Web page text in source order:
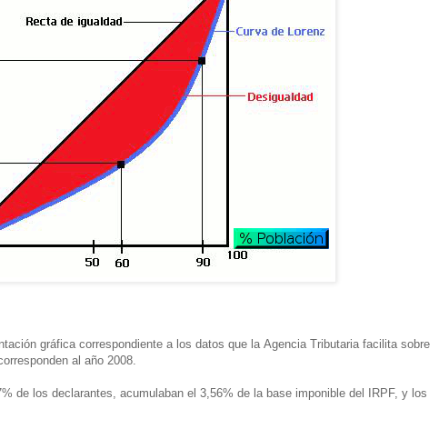
gráfica correspondiente a los datos que la Agencia Tributaria facilita sobre
al año 2008.
de los declarantes, acumulaban el 3,56% de la base imponible del IRPF, y los